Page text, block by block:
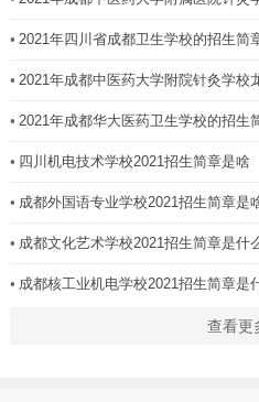
情
• 2021年四川省成都卫生学校的招生简
• 2021年成都中医药大学附院针灸学校
章详情
• 2021年成都华大医药卫生学校的招生
• 四川机电技术学校2021招生简章是啥
• 成都外国语专业学校2021招生简章是
• 成都文化艺术学校2021招生简章是什
• 成都核工业机电学校2021招生简章是
查看更